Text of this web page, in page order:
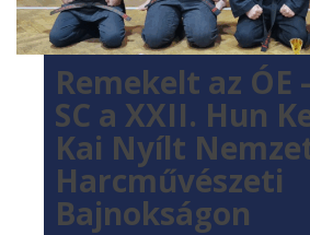
Remekelt az ÓE
SC a XXII. Hun
Kai Nyílt
Harcművészeti
Bajnokságon